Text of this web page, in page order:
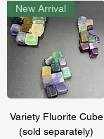
New Arrival
Variety Fluorite Cube
(sold separately)